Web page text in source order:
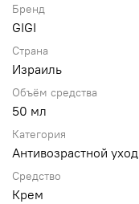
Бренд
GIGI
Страна
Израиль
Объём средства
50 мл
Категория
Антивозрастной уход
Средство
Крем